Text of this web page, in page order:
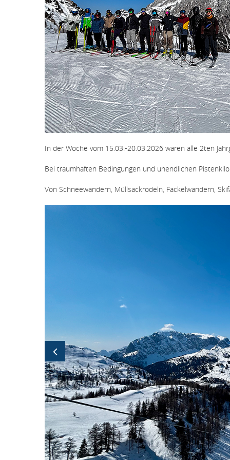
In der Woche vom 15.03.-20.03.2026 waren alle 2ten
Bei traumhaften Bedingungen und unendlichen
Von Schneewandern, Müllsackrodeln, Fackelwandern,
Bildergallerie